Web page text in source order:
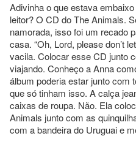
Adivinha o que estava
leitor? O CD do The Animals.
namorada, isso foi um recado
casa. “Oh, Lord, please don’t
vacila. Colocar esse CD junto
viajando. Conheço a Anna
álbum poderia estar junto com
que só tinham isso. A calça
caixas de roupa. Não. Ela
Animals junto com as
com a bandeira do Uruguai e